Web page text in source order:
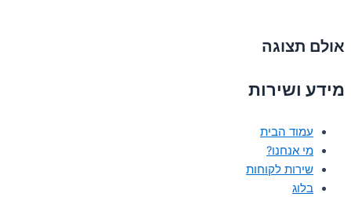
אולם תצוגה
מידע ושירות
עמוד הבית
מי אנחנו?
שירות לקוחות
בלוג